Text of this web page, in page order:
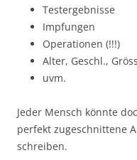
Testergebnisse
Impfungen
Operationen (!!!)
Alter, Geschl.,
uvm.
Jeder Mensch könnte
perfekt zugeschnittene
schreiben.